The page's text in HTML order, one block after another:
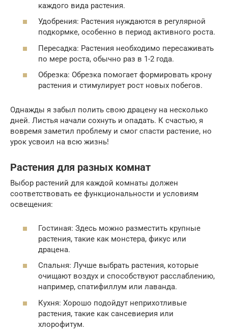
каждого вида растения.
Удобрения: Растения нуждаются в регулярной
подкормке, особенно в период активного роста.
Пересадка: Растения необходимо пересаживать
по мере роста, обычно раз в 1-2 года.
Обрезка: Обрезка помогает формировать крону
растения и стимулирует рост новых побегов.
Однажды я забыл полить свою драцену на несколько
дней. Листья начали сохнуть и опадать. К счастью, я
вовремя заметил проблему и смог спасти растение, но
урок усвоил на всю жизнь!
Растения для разных комнат
Выбор растений для каждой комнаты должен
соответствовать ее функциональности и условиям
освещения:
Гостиная: Здесь можно разместить крупные
растения, такие как монстера, фикус или
драцена.
Спальня: Лучше выбрать растения, которые
очищают воздух и способствуют расслаблению,
например, спатифиллум или лаванда.
Кухня: Хорошо подойдут неприхотливые
растения, такие как сансевиерия или
хлорофитум.